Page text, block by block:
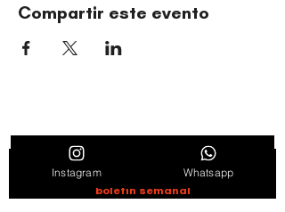
Compartir este evento
liderazgo y comunidad.
Entérate de novedades, noticias y
promociones suscribiéndote en nuestro
boletín semanal
Instagram Whatsapp